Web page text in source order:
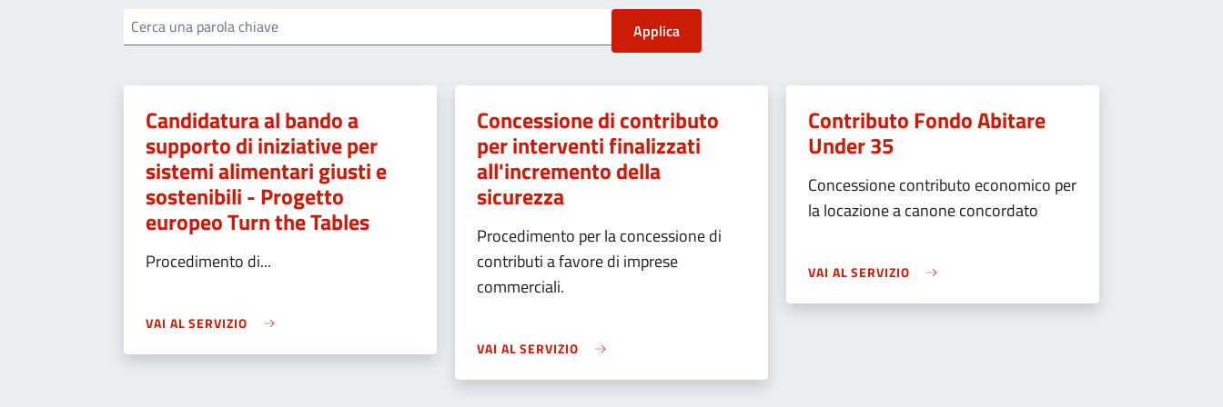
Cerca una parola chiave
Candidatura al bando a
supporto di iniziative per
sistemi alimentari giusti e
sostenibili - Progetto
europeo Turn the Tables
Procedimento di...
VAI AL SERVIZIO
Concessione di contributo
per interventi finalizzati
all'incremento della
sicurezza
Procedimento per la concessione di
contributi a favore di imprese
commerciali.
VAI AL SERVIZIO
Contributo Fondo Abitare
Under 35
Concessione contributo economico per
la locazione a canone concordato
VAI AL SERVIZIO